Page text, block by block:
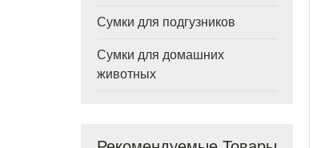
Сумки для подгузников
Сумки для домашних
животных